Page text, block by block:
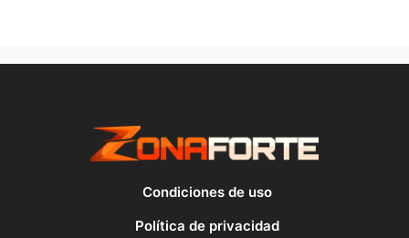
Condiciones de uso
Política de privacidad